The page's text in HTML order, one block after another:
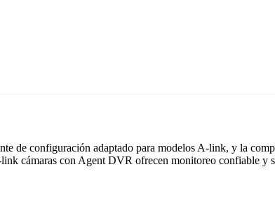
de configuración adaptado para modelos A-link, y la
cámaras con Agent DVR ofrecen monitoreo confiable y